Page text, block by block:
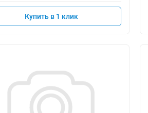
Купить в 1 клик